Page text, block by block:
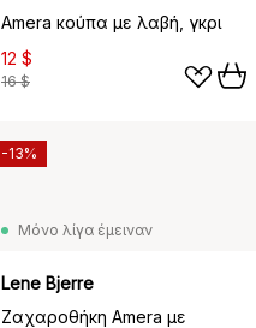
Amera κούπα με λαβή, γκρι
12 $
16 $
Μόνο λίγα έμειναν
Lene Bjerre
Ζαχαροθήκη Amera με
-13%